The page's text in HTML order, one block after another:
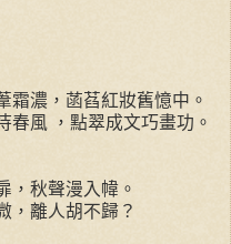
霜濃，菡萏紅妝舊憶中。
春風 ，點翠成文巧畫功。
，秋聲漫入幃。
，離人胡不歸？